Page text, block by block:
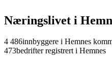
Næringslivet i
4 486innbyggere i Hemnes
473bedrifter registrert i Hemnes